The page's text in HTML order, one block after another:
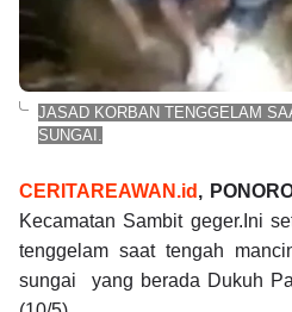
JASAD KORBAN TENGGELAM
SUNGAI.
CERITAREAWAN.id ,
Kecamatan Sambit geger. Ini
tenggelam saat tengah
sungai yang berada Dukuh